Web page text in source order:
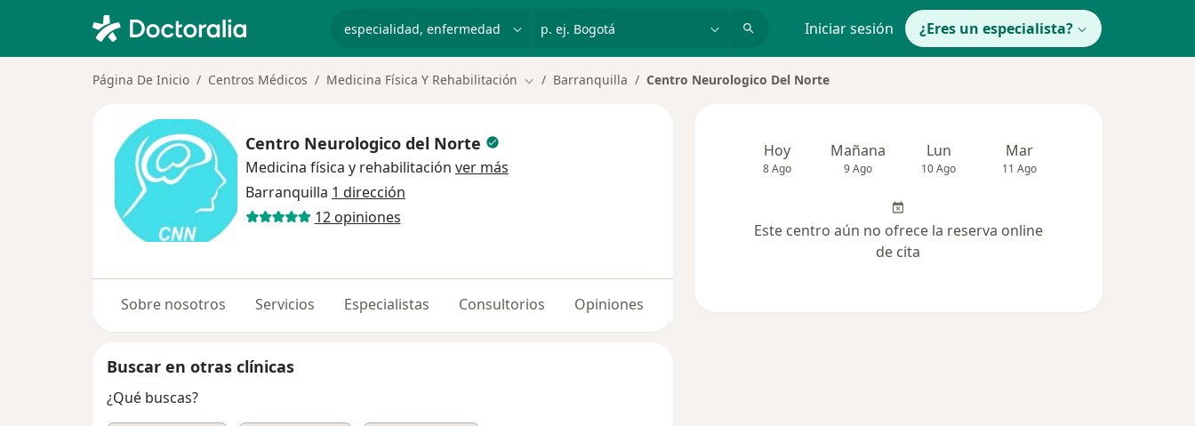
p. ej. Bogotá Iniciar sesión ¿Eres un especialista?
Página De Inicio Centros Médicos Medicina Física Y Rehabilitación Cambiar de ciudad
Barranquilla Centro Neurologico Del Norte
Centro Neurologico del Norte
Medicina física y rehabilitación ver más
Barranquilla 1 dirección
12 opiniones
Sobre nosotros Servicios Especialistas Consultorios Opiniones
Buscar en otras clínicas
¿Qué buscas?
Hoy
8 Ago
Mañana
9 Ago
Lun
10 Ago
Mar
11 Ago
Este centro aún no ofrece la reserva online
de cita